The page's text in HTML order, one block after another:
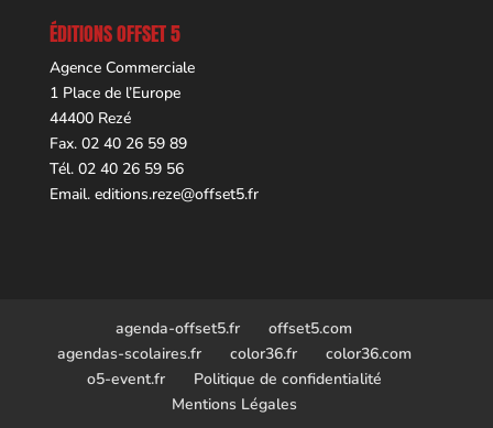
ÉDITIONS OFFSET 5
Agence Commerciale
1 Place de l’Europe
44400 Rezé
Fax. 02 40 26 59 89
Tél. 02 40 26 59 56
Email. editions.reze@offset5.fr
agenda-offset5.fr
offset5.com
agendas-scolaires.fr
color36.fr
color36.com
o5-event.fr
Politique de confidentialité
Mentions Légales